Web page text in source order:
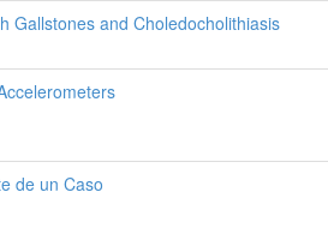
Gallstones and Choledocholithiasis
de un Caso